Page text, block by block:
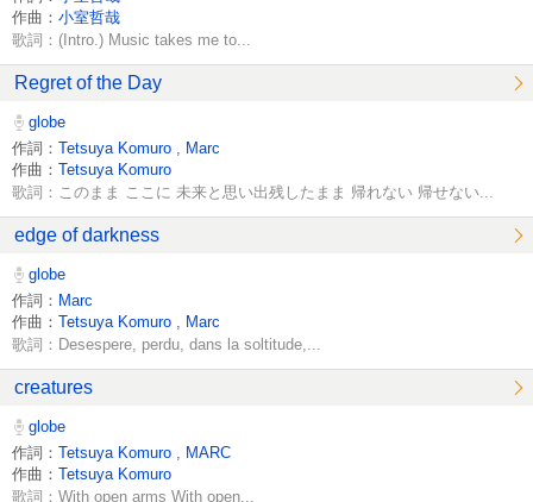
作曲： 小室哲哉
歌詞：(Intro.) Music takes me to...
Regret of the Day
globe
作詞： Tetsuya Komuro
Marc
作曲： Tetsuya Komuro
歌詞：このまま ここに 未来と思い出残したまま 帰れない 帰せない...
edge of darkness
globe
作詞： Marc
作曲： Tetsuya Komuro Marc
歌詞：Desespere, perdu, dans la soltitude,...
creatures
globe
作詞： Tetsuya Komuro
MARC
作曲： Tetsuya Komuro
歌詞：With open arms With open...